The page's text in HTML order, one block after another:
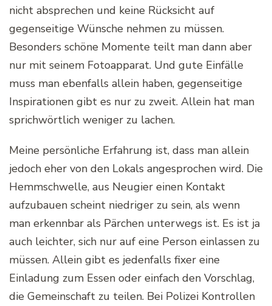
nicht absprechen und keine Rücksicht auf
gegenseitige Wünsche nehmen zu müssen.
Besonders schöne Momente teilt man dann aber
nur mit seinem Fotoapparat. Und gute Einfälle
muss man ebenfalls allein haben, gegenseitige
Inspirationen gibt es nur zu zweit. Allein hat man
sprichwörtlich weniger zu lachen.
Meine persönliche Erfahrung ist, dass man allein
jedoch eher von den Lokals angesprochen wird. Die
Hemmschwelle, aus Neugier einen Kontakt
aufzubauen scheint niedriger zu sein, als wenn
man erkennbar als Pärchen unterwegs ist. Es ist ja
auch leichter, sich nur auf eine Person einlassen zu
müssen. Allein gibt es jedenfalls fixer eine
Einladung zum Essen oder einfach den Vorschlag,
die Gemeinschaft zu teilen. Bei Polizei Kontrollen